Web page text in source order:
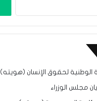
الوطنية لحقوق الإنسان (هويته)
مجلس الوزراء